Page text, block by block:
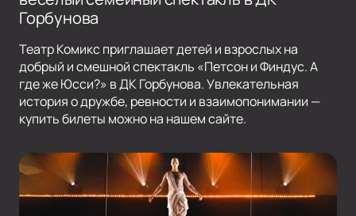
Горбунова
Театр Комикс приглашает детей и взрослых на
добрый и смешной спектакль «Петсон и Финдус. А
где же Юсси?» в ДК Горбунова. Увлекательная
история о дружбе, ревности и взаимопонимании —
купить билеты можно на нашем сайте.